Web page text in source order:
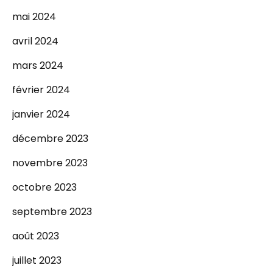
mai 2024
avril 2024
mars 2024
février 2024
janvier 2024
décembre 2023
novembre 2023
octobre 2023
septembre 2023
août 2023
juillet 2023